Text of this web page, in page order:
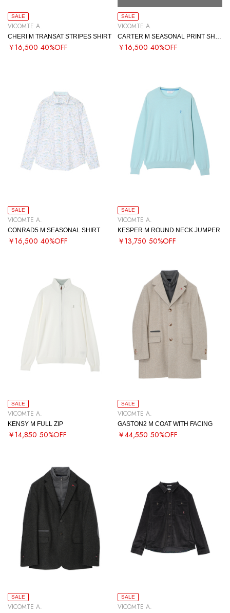
SALE
VICOMTE A.
CHERI M TRANSAT STRIPES SHIRT
￥16,500 40%OFF
SALE
VICOMTE A.
￥16,500 40%OFF
SALE
VICOMTE A.
CONRAD5 M SEASONAL SHIRT
￥16,500 40%OFF
SALE
VICOMTE A.
KESPER M ROUND NECK JUMPER
￥13,750 50%OFF
SALE
VICOMTE A.
KENSY M FULL ZIP
￥14,850 50%OFF
SALE
VICOMTE A.
GASTON2 M COAT WITH FACING
￥44,550 50%OFF
SALE
VICOMTE A.
SALE
VICOMTE A.